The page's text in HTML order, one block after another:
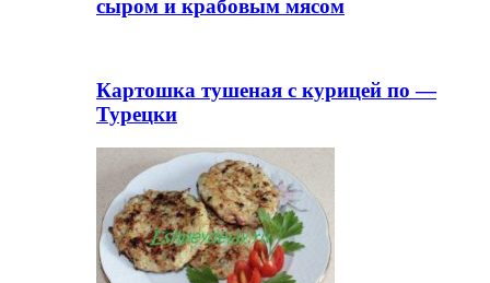
сыром и крабовым мясом
Картошка тушеная с курицей по —
Турецки